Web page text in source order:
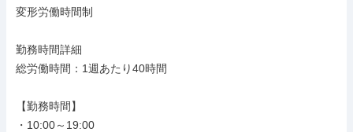
変形労働時間制
勤務時間詳細
総労働時間：1週あたり40時間
【勤務時間】
・10:00～19:00